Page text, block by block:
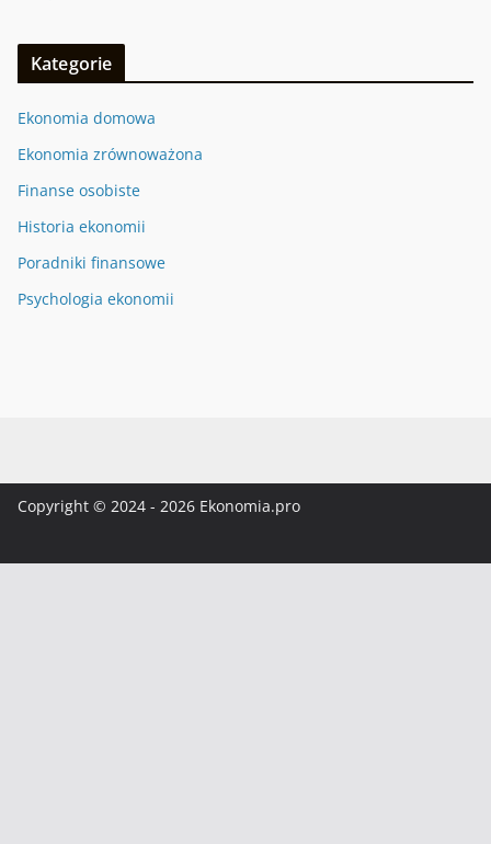
Kategorie
Ekonomia domowa
Ekonomia zrównoważona
Finanse osobiste
Historia ekonomii
Poradniki finansowe
Psychologia ekonomii
Copyright © 2024 - 2026 Ekonomia.pro